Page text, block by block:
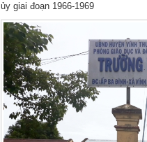
ủy giai đoạn 1966-1969